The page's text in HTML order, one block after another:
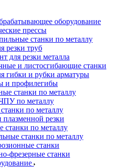
оборудование
прессы
станки по металлу
резки труб
для резки металла
и листосгибающие станки
гибки и рубки арматуры
и профилегибы
станки по металлу
по металлу
по металлу
плазменной резки
станки по металлу
станки по металлу
станки
фрезерные станки